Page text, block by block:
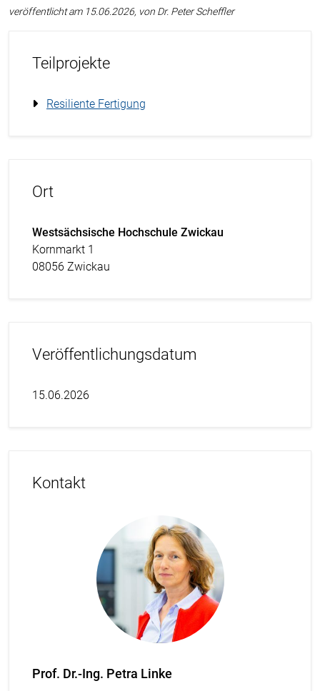
veröffentlicht am 15.06.2026, von Dr. Peter Scheffler
Teilprojekte
Resiliente Fertigung
Ort
Westsächsische Hochschule Zwickau
Kornmarkt 1
08056 Zwickau
Veröffentlichungsdatum
15.06.2026
Kontakt
Prof. Dr.-Ing. Petra Linke